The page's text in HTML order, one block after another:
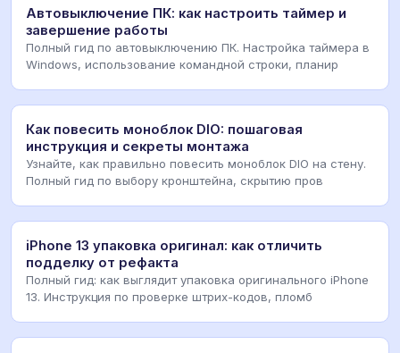
Автовыключение ПК: как настроить таймер и
завершение работы
Полный гид по автовыключению ПК. Настройка таймера в
Windows, использование командной строки, планир
Как повесить моноблок DIO: пошаговая
инструкция и секреты монтажа
Узнайте, как правильно повесить моноблок DIO на стену.
Полный гид по выбору кронштейна, скрытию пров
iPhone 13 упаковка оригинал: как отличить
подделку от рефакта
Полный гид: как выглядит упаковка оригинального iPhone
13. Инструкция по проверке штрих-кодов, пломб